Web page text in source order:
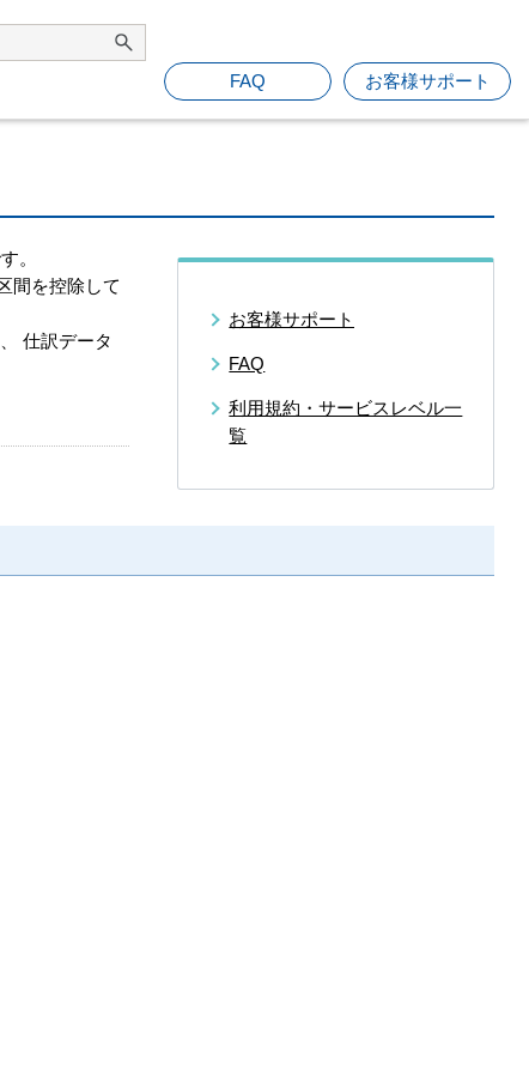
お客様サポート
FAQ
。
間を控除して
仕訳データ
お客様サポート
FAQ
利用規約・サービスレベル一
覧